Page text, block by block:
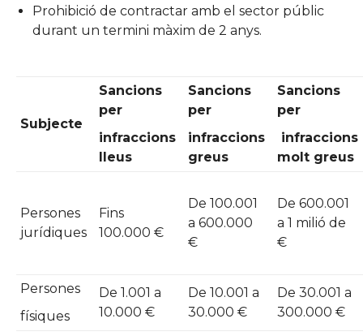
Prohibició de contractar amb el sector públic
durant un termini màxim de 2 anys.
Subjecte
Sancions
per
infraccions
lleus
Sancions
per
infraccions
greus
Sancions
per
infraccions
molt greus
Persones
jurídiques
Fins
100.000 €
De 100.001
a 600.000
€
De 600.001
a 1 milió de
€
Persones
físiques
De 1.001 a
10.000 €
De 10.001 a
30.000 €
De 30.001 a
300.000 €